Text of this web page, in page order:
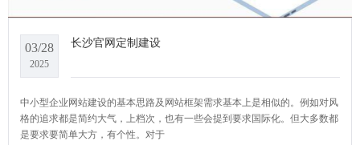
03/28
2025
长沙官网定制建设
中小型企业网站建设的基本思路及网站框架需求基本上是相似的。例如对风
格的追求都是简约大气，上档次，也有一些会提到要求国际化。但大多数都
是要求要简单大方，有个性。对于